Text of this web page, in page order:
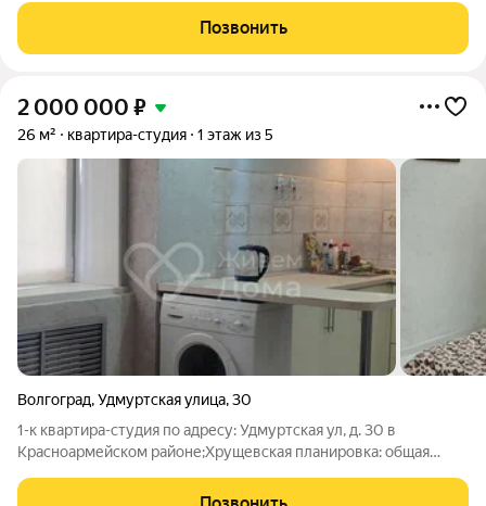
потолки. Пластиковые окна. На полу ламинат.При продаже
остается: кухонный гарнитур,
Позвонить
2 000 000 ₽
26 м² квартира-студия 1 этаж из 5
Волгоград,Удмуртская улица,30
1-к квартира-студия по адресу: Удмуртская ул, д. 30 в
Красноармейском районе;Хрущевская планировка: общая
состоянии. Квартира-студия с отдельным входом в центре